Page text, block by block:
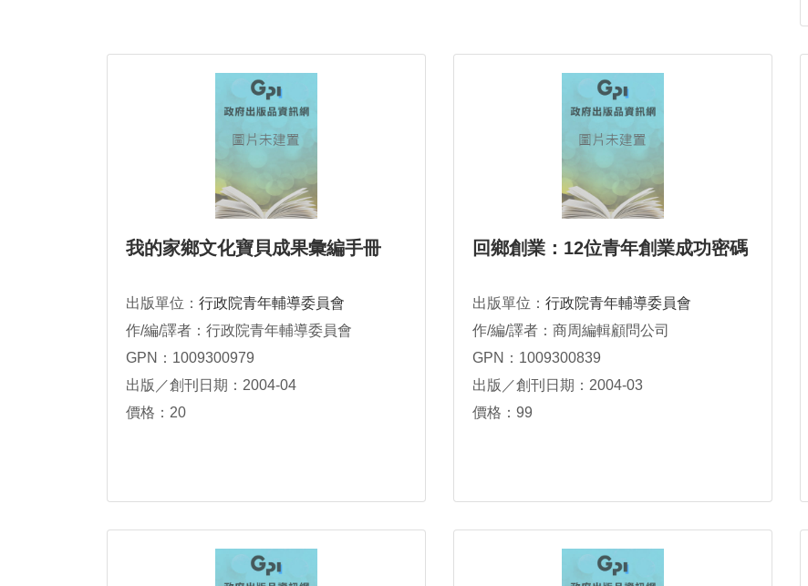
我的家鄉文化寶貝成果彙編手冊
出版單位： 行政院青年輔導委員會
作/編/譯者：行政院青年輔導委員會
GPN：1009300979
出版／創刊日期：2004-04
價格：20
回鄉創業：12位青年創業成功密碼
出版單位： 行政院青年輔導委員會
作/編/譯者：商周編輯顧問公司
GPN：1009300839
出版／創刊日期：2004-03
價格：99